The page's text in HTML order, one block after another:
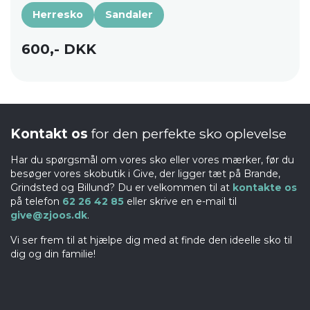
Herresko Sandaler
600,- DKK
Kontakt os for den perfekte sko oplevelse
Har du spørgsmål om vores sko eller vores mærker, før du
besøger vores skobutik i Give, der ligger tæt på Brande,
Grindsted og Billund? Du er velkommen til at kontakte os
på telefon 62 26 42 85 eller skrive en e-mail til
give@zjoos.dk.
Vi ser frem til at hjælpe dig med at finde den ideelle sko til
dig og din familie!